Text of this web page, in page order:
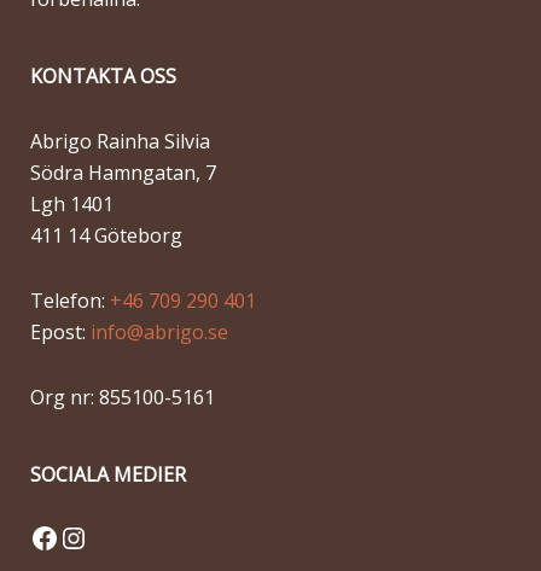
KONTAKTA OSS
Abrigo Rainha Silvia
Södra Hamngatan, 7
Lgh 1401
411 14 Göteborg
Telefon: +46 709 290 401
Epost: info@abrigo.se
Org nr: 855100-5161
SOCIALA MEDIER
Facebook
Instagram